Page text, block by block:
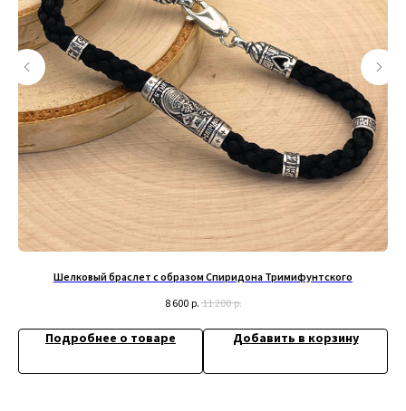
Шелковый браслет с образом Спиридона Тримифунтского
8 600 р. 11 200 р.
Подробнее о товаре Добавить в корзину
Сайт разработан - @bogoduhovilya
© 2019-2026 Русские Мастерские
Информация
Договор оферта
Политика конфиденциальности
Обмен и возврат
Доставка и оплата
ИП Титенков Александр Владимирович
ИНН: 525813293944
ОГРНИП: 319527500128352
адрес: г.Нижний Новгород,
ул. Маслякова д. 12а
Контакты:
+79200098811